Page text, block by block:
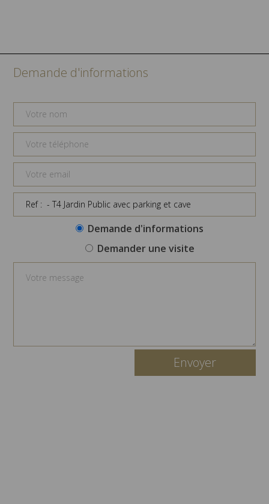
Demande d'informations
Demande d'informations
Demander une visite